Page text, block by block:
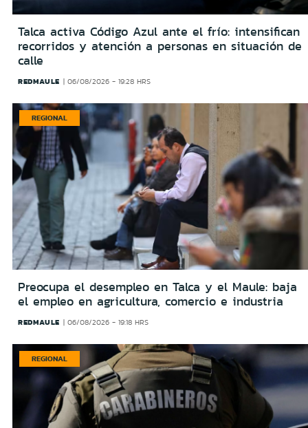
Talca activa Código Azul ante el frío: intensifican
recorridos y atención a personas en situación de
calle
REDMAULE 06/08/2026 - 19:28 HRS
REGIONAL
Preocupa el desempleo en Talca y el Maule: baja
el empleo en agricultura, comercio e industria
REDMAULE 06/08/2026 - 19:18 HRS
REGIONAL